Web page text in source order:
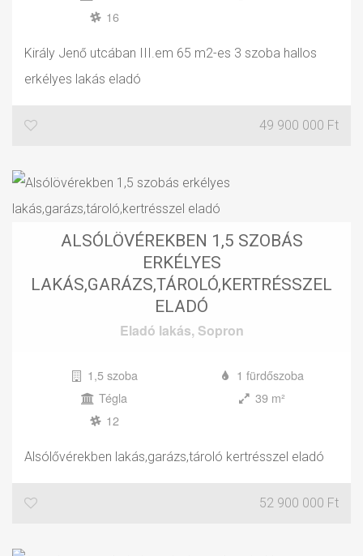
16
Király Jenő utcában III.em 65 m2-es 3 szoba hallos
erkélyes lakás eladó
49 900 000 Ft
ALSÓLÖVÉREKBEN 1,5 SZOBÁS
ERKÉLYES
LAKÁS,GARÁZS,TÁROLÓ,KERTRÉSSZEL
ELADÓ
Eladó lakás, Sopron
1,5 szoba
1 fürdőszoba
Tégla
39 m²
12
Alsólővérekben lakás,garázs,tároló kertrésszel eladó
52 900 000 Ft